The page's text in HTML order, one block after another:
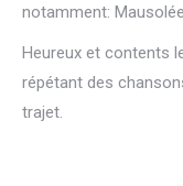
notamment:
Heureux et contents
répétant des
trajet.